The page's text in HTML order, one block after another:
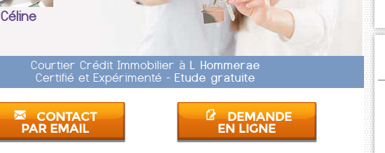
Céline
Courtier Crédit Immobilier àL Hommerae
Certifié et Expérimenté -Etude gratuite
CONTACT
PAR EMAIL
DEMANDE
EN LIGNE